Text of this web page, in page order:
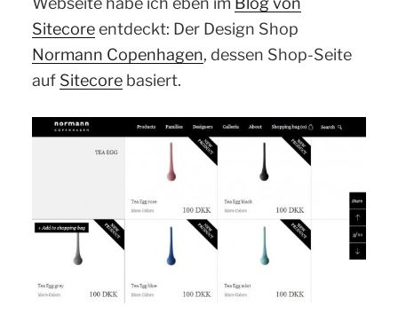
Sitecoreentdeckt: Der Design Shop
Normann Copenhagen, dessen Shop-Seite
auf Sitecore basiert.